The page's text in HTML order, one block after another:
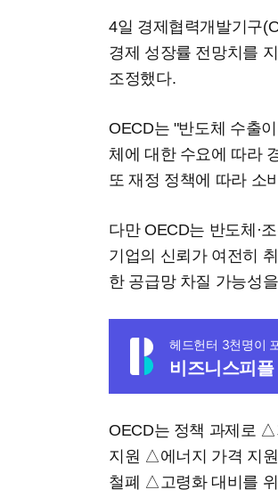
4일 경제협력개발기구
경제 성장률 전망치를
조정했다.
OECD는 "반도체 수출
체에 대한 수요에 따라
또 재정 정책에 따라 소
다만 OECD는 반도체·
기업의 신뢰가 여전히
한 공급망 차질 가능성
헤드헌터 3천명이
비즈니스피플
OECD는 정책 과제로
지원 △에너지 가격 지원
철폐 △고령화 대비를